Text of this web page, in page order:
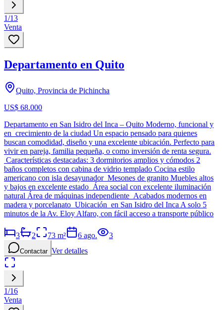
1/13
Venta
Departamento en Quito
Quito, Provincia de Pichincha
US$ 68.000
Departamento en San Isidro del Inca – Quito Moderno, funcional y
en crecimiento de la ciudad Un espacio pensado para quienes
buscan comodidad, diseño y una excelente ubicación. Perfecto para
vivir en pareja, familia pequeña, o como inversión de renta segura.
Características destacadas: 3 dormitorios amplios y cómodos 2
baños completos con cabina de vidrio templado Cocina estilo
americano con isla desayunador Mesones de granito Muebles altos
y bajos en excelente estado Área social con excelente iluminación
natural Área de máquinas independiente Acabados modernos en
madera y porcelanato Ubicación en San Isidro del Inca A solo 5
minutos de la Av. Eloy Alfaro, con fácil acceso a transporte público
3 2 73 m² 6 ago. 3
Contactar Ver detalles
1/16
Venta